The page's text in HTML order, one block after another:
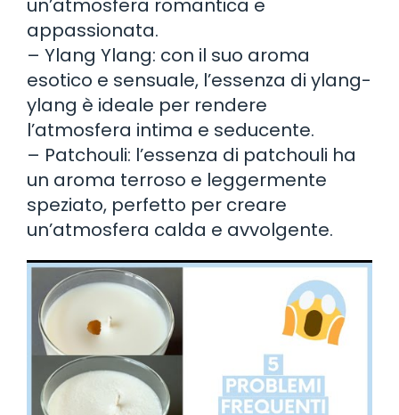
un’atmosfera romantica e
appassionata.
– Ylang Ylang: con il suo aroma
esotico e sensuale, l’essenza di ylang-
ylang è ideale per rendere
l’atmosfera intima e seducente.
– Patchouli: l’essenza di patchouli ha
un aroma terroso e leggermente
speziato, perfetto per creare
un’atmosfera calda e avvolgente.